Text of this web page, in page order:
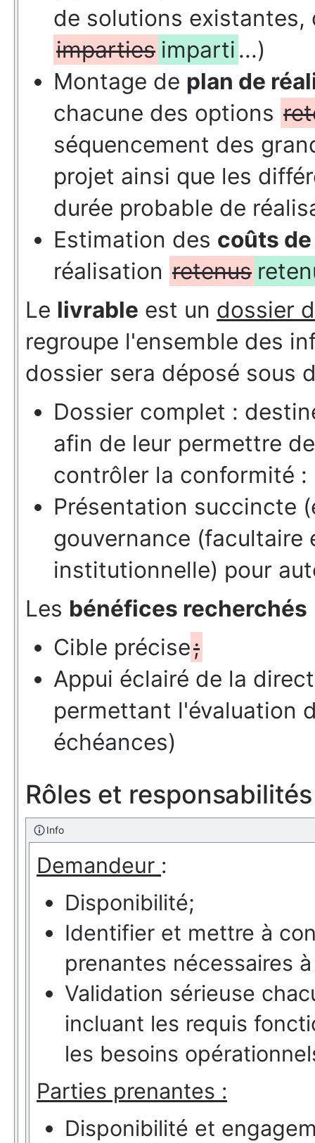
de solutions existantes,
imparties imparti ...)
Montage de plan de
chacune des options
séquencement des
projet ainsi que les
durée probable de
Estimation des coûts
réalisation retenus
Le livrable est un dossier
regroupe l'ensemble des
dossier sera déposé sous
Dossier complet :
afin de leur permettre
contrôler la conformité :
Présentation succincte
gouvernance
institutionnelle) pour
Les bénéfices recherchés
Cible précise;
Appui éclairé de la
permettant l'évaluation
échéances)
Rôles et
Info
Demandeur :
Disponibilité;
Identifier et mettre à
prenantes nécessaires
Validation sérieuse
incluant les requis
les besoins
Parties prenantes :
Disponibilité et